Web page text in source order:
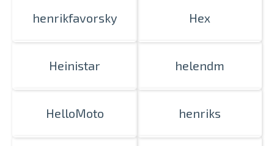
henrikfavorsky Hex
Heinistar helendm
HelloMoto henriks